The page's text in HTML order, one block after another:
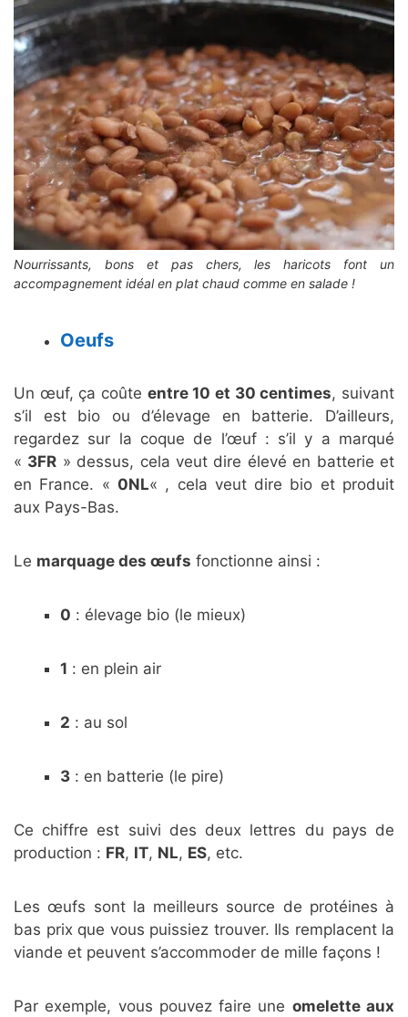
Nourrissants, bons et pas chers, les haricots font un
accompagnement idéal en plat chaud comme en salade !
Oeufs
Un œuf, ça coûte entre 10 et 30 centimes, suivant
s’il est bio ou d’élevage en batterie. D’ailleurs,
regardez sur la coque de l’œuf : s’il y a marqué
« 3FR » dessus, cela veut dire élevé en batterie et
en France. « 0NL« , cela veut dire bio et produit
aux Pays-Bas.
Le marquage des œufs fonctionne ainsi :
0 : élevage bio (le mieux)
1 : en plein air
2 : au sol
3 : en batterie (le pire)
Ce chiffre est suivi des deux lettres du pays de
production : FR, IT, NL, ES, etc.
Les œufs sont la meilleurs source de protéines à
bas prix que vous puissiez trouver. Ils remplacent la
viande et peuvent s’accommoder de mille façons !
Par exemple, vous pouvez faire une omelette aux